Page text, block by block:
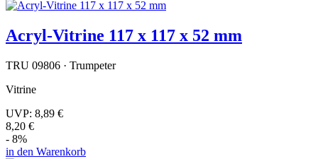
Acryl-Vitrine 117 x 117 x 52 mm
TRU 09806 · Trumpeter
Vitrine
UVP: 8,89 €
8,20 €
- 8%
in den Warenkorb